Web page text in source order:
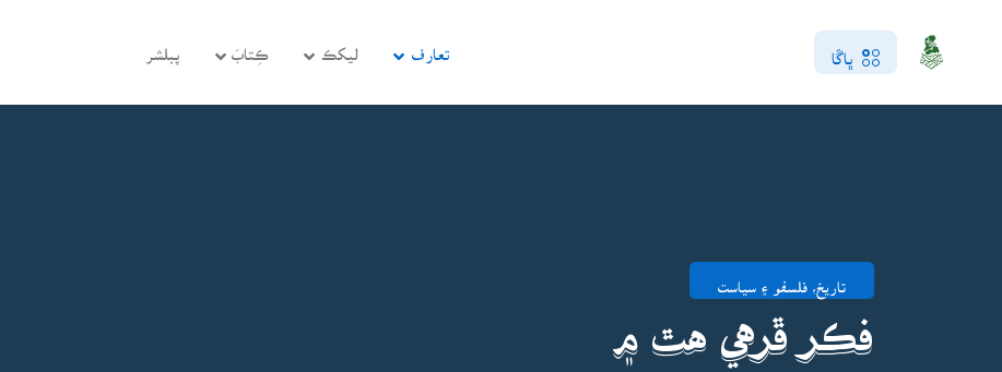
ڀاڱا تعارف ليکڪ ڪِتابَ پبلشر
تاريخ، فلسفو ۽ سياست
فڪر ڦرهي هٿ ۾